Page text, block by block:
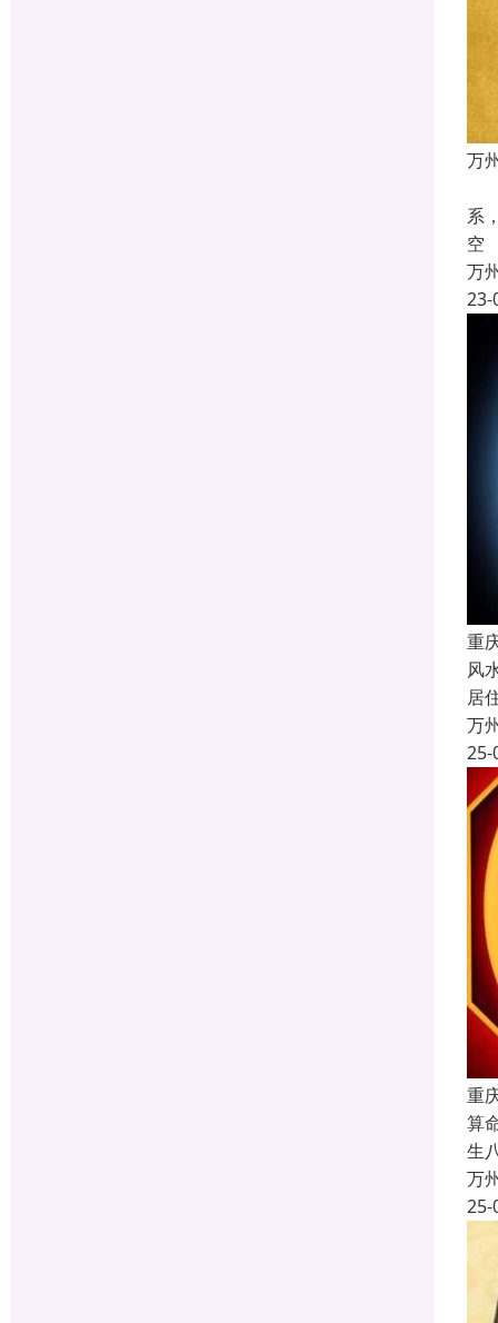
万
系
空
万
23-
重
风
居
万
25-
重
算
生
万
25-